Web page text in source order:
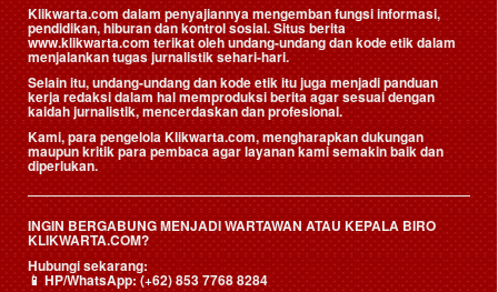
Klikwarta.com dalam penyajiannya mengemban fungsi informasi,
pendidikan, hiburan dan kontrol sosial. Situs berita
www.klikwarta.com terikat oleh undang-undang dan kode etik dalam
menjalankan tugas jurnalistik sehari-hari.
Selain itu, undang-undang dan kode etik itu juga menjadi panduan
kerja redaksi dalam hal memproduksi berita agar sesuai dengan
kaidah jurnalistik, mencerdaskan dan profesional.
Kami, para pengelola Klikwarta.com, mengharapkan dukungan
maupun kritik para pembaca agar layanan kami semakin baik dan
diperlukan.
INGIN BERGABUNG MENJADI WARTAWAN ATAU KEPALA BIRO
KLIKWARTA.COM?
Hubungi sekarang:
📱HP/WhatsApp:(+62) 853 7768 8284